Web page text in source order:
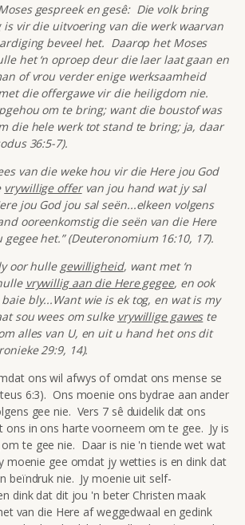
gespreek en gesê: Die volk bring
is vir die uitvoering van die werk waarvan
beveel het. Daarop het Moses
het ‘n oproep deur die laer laat gaan en
of vrou verder enige werksaamheid
die offergawe vir die heiligdom nie.
om te bring; want die boustof was
die hele werk tot stand te bring; ja, daar
36:5-7).
van die weke hou vir die Here jou God
vrywillige offervan jou hand wat jy sal
jou God jou sal seën...elkeen volgens
ooreenkomstig die seën van die Here
gegee het.” (Deuteronomium 16:10, 17).
oor hulle gewilligheid, want met ‘n
vrywillig aan die Here gegee, en ook
bly...Want wie is ek tog, en wat is my
sou wees om sulke vrywillige gaweste
alles van U, en uit u hand het ons dit
29:9, 14).
ons wil afwys of omdat ons mense se
6:3). Ons moenie ons bydrae aan ander
gee nie. Vers 7 sê duidelik dat ons
ons in ons harte voorneem om te gee. Jy is
te gee nie. Daar is nie 'n tiende wet wat
moenie gee omdat jy wetties is en dink dat
beïndruk nie. Jy moenie uit self-
dink dat dit jou 'n beter Christen maak
van die Here af weggedwaal en gedink